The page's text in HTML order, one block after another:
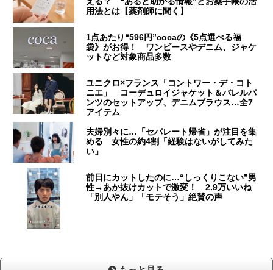
用法とは【薬剤師に聞く】
1点あたり“596円”cocaの《5点選べる福
袋》がお得！ ワンピースやデニム、ジャケ
ットなど対象商品多数
ユニクロ×フランス「コントワー・デ・コト
ニエ」 コーデュロイジャケット＆バレルパ
ンツのセットアップ、デニムブラウス…全7
アイテム
夫婦別々に…「セパレート帰省」が注目を集
める 女性の約4割「経験はないがしてみた
い」
前日にカットしたのに…“しっくりこない”男
性→あか抜けカットで激変！ 2.9万いいね
「別人やん」「モテそう」絶賛の声